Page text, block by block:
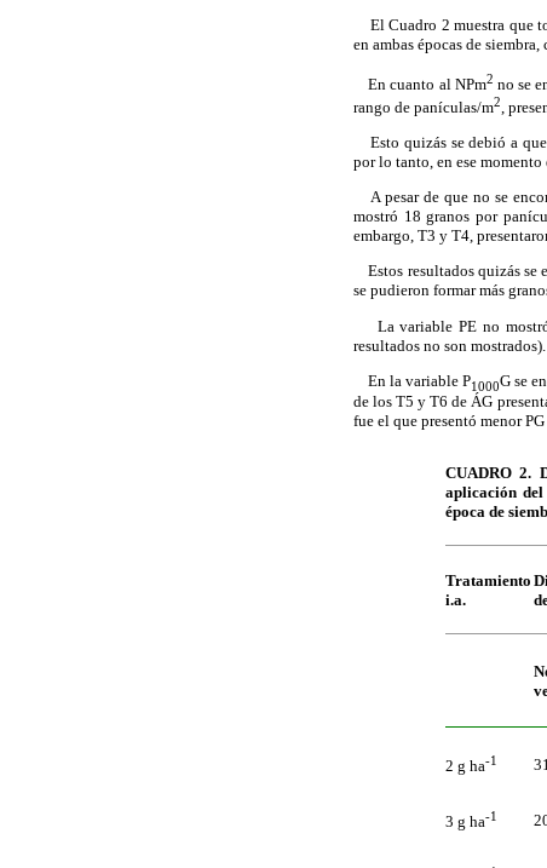
El Cuadro 2 muestra que
en ambas épocas de
En cuanto al NPm2 no se
rango de panículas/m2 ,
Esto quizás se debió a
por lo tanto, en ese
A pesar de que no se
mostró 18 granos por
embargo, T3 y T4,
Estos resultados quizás se
se pudieron formar más
La variable PE no mostró
resultados no son mostrados).
En la variable P1000G se
de los T5 y T6 de ÁG
fue el que presentó menor
CUADRO 2.
aplicación
época de
Tratamiento
i.a.
2 g ha-1
3 g ha-1